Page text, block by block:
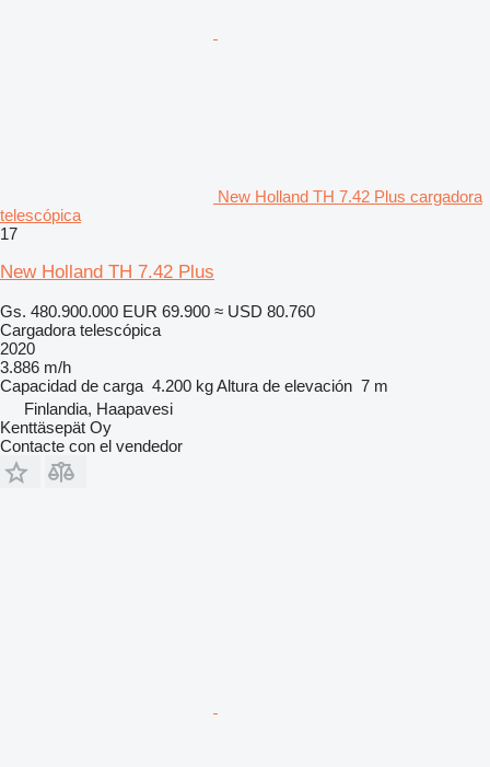
New Holland TH 7.42 Plus cargadora
telescópica
17
New Holland TH 7.42 Plus
Gs. 480.900.000 EUR 69.900 ≈ USD 80.760
Cargadora telescópica
2020
3.886 m/h
Capacidad de carga 4.200 kgAltura de elevación 7 m
Finlandia, Haapavesi
Kenttäsepät Oy
Contacte con el vendedor